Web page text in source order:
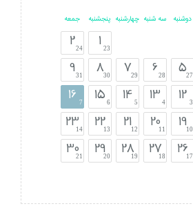
دوشنبه
527
12 3
1910
2617
سه شنبه
6 28
13 4
2011
2718
چهارشنبه
729
14 5
2112
2819
پنجشنبه
1 23
830
15 6
2213
2920
جمعه
224
9 31
16 7
2314
3021